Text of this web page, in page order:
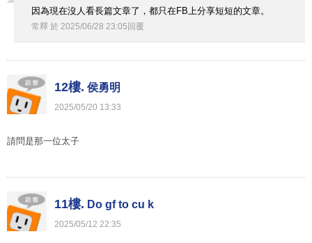
因為現在沒人看長篇文章了，都只在FB上分享短短的文章。
常釋 於 2025/06/28 23:05 回覆
12樓. 侯勇明
2025/05/20 13:33
請問是那一位太子
11樓. Do gf to cu k
2025/05/12 22:35